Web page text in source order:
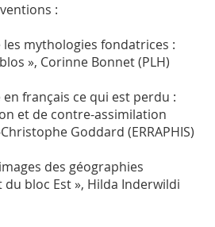
:
les mythologies fondatrices :
», Corinne Bonnet (PLH)
en français ce qui est perdu :
et de contre-assimilation
Goddard (ERRAPHIS)
des géographies
bloc Est », Hilda Inderwildi